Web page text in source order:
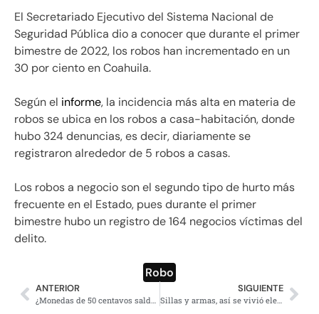
El Secretariado Ejecutivo del Sistema Nacional de
Seguridad Pública dio a conocer que durante el primer
bimestre de 2022, los robos han incrementado en un
30 por ciento en Coahuila.
Según el informe, la incidencia más alta en materia de
robos se ubica en los robos a casa-habitación, donde
hubo 324 denuncias, es decir, diariamente se
registraron alrededor de 5 robos a casas.
Los robos a negocio son el segundo tipo de hurto más
frecuente en el Estado, pues durante el primer
bimestre hubo un registro de 164 negocios víctimas del
delito.
Robo
ANTERIOR
¿Monedas de 50 centavos saldrán de circulación? Esto se sabe
SIGUIENTE
Sillas y armas, así se vivió elección del PAN en la CDMX; Alcalde Taboada en la mira